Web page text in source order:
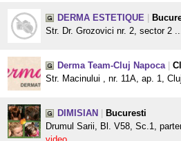
DERMA ESTETIQUE
Str. Dr. Grozovici nr. 2, sector 2
Derma Team-Cluj Napoca
Str. Macinului , nr. 11A, ap. 1,
DIMISIAN
Bucuresti
Drumul Sarii, Bl. V58, Sc.1,